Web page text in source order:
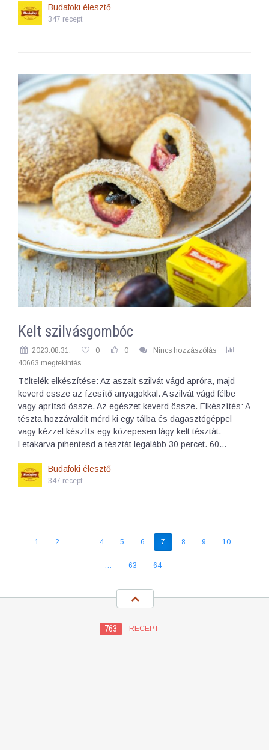
Budafoki élesztő
347 recept
Kelt szilvásgombóc
2023.08.31. 0 0
Nincs hozzászólás
40663 megtekintés
Töltelék elkészítése: Az aszalt szilvát vágd apróra, majd
keverd össze az ízesítő anyagokkal. A szilvát vágd félbe
vagy aprítsd össze. Az egészet keverd össze. Elkészítés: A
tészta hozzávalóit mérd ki egy tálba és dagasztógéppel
vagy kézzel készíts egy közepesen lágy kelt tésztát.
Letakarva pihentesd a tésztát legalább 30 percet. 60…
Budafoki élesztő
347 recept
1 2 … 4 5 6 7 8 9 10
… 63 64
763 RECEPT